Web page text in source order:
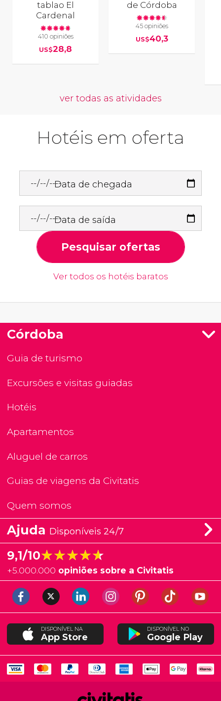
tablao El
Cardenal
410 opiniões
US$28,8
de Córdoba
45 opiniões
US$40,3
ver todas as atividades
Hotéis em oferta
Data de chegada
Data de saída
Pesquisar ofertas
Ver todos os hotéis baratos
Córdoba
Guia de turismo
Excursões e visitas guiadas
Hotéis
Apartamentos
Aluguel de carros
Guias de viagens da Civitatis
Quem somos
Ajuda Disponíveis 24/7
9,1/10★★★★★
★★★★★
+5.000.000 opiniões sobre a Civitatis
DISPONÍVEL NA
App Store
DISPONÍVEL NO
Google Play